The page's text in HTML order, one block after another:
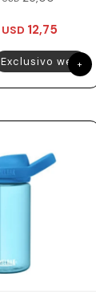
USD 12,75
Exclusivo web